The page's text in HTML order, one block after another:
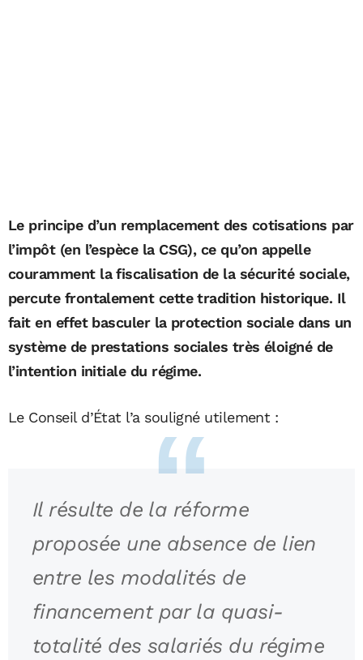
Le principe d’un remplacement des cotisations par
l’impôt (en l’espèce la CSG), ce qu’on appelle
couramment la fiscalisation de la sécurité sociale,
percute frontalement cette tradition historique. Il
fait en effet basculer la protection sociale dans un
système de prestations sociales très éloigné de
l’intention initiale du régime.
Le Conseil d’État l’a souligné utilement :
Il résulte de la réforme
proposée une absence de lien
entre les modalités de
financement par la quasi-
totalité des salariés du régime